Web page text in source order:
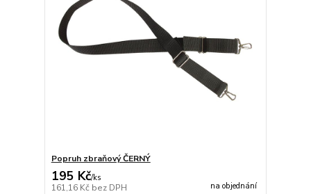
Popruh zbraňový ČERNÝ
195 Kč/ks
161,16 Kč bez DPH na objednání